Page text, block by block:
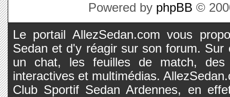
Powered by phpBB ©
Le portail AllezSedan.com vous
Sedan et d'y réagir sur son forum.
un chat, les feuilles de match, des
interactives et multimédias.
Club Sportif Sedan Ardennes, en